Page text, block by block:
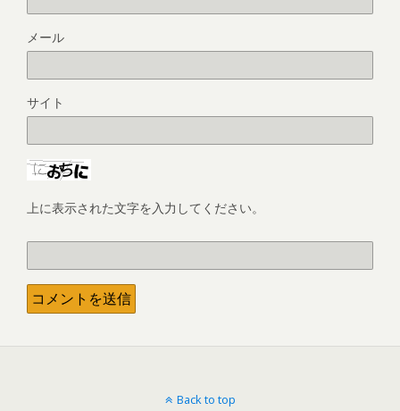
メール
サイト
上に表示された文字を入力してください。
Back to top